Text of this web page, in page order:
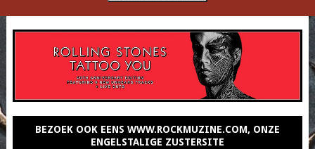
BEZOEK OOK EENS WWW.ROCKMUZINE.COM, ONZE
ENGELSTALIGE ZUSTERSITE